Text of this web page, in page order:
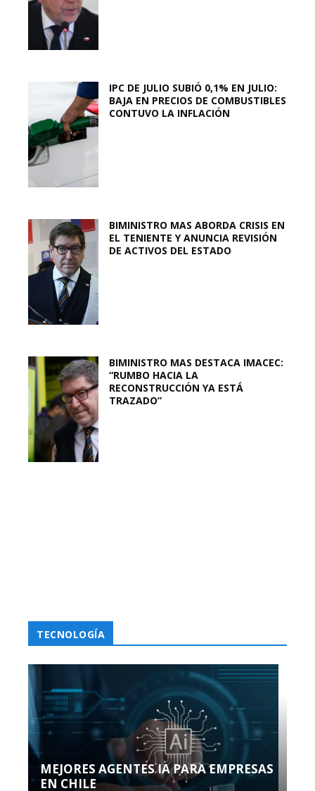
IPC DE JULIO SUBIÓ 0,1% EN JULIO:
BAJA EN PRECIOS DE COMBUSTIBLES
CONTUVO LA INFLACIÓN
BIMINISTRO MAS ABORDA CRISIS EN
EL TENIENTE Y ANUNCIA REVISIÓN
DE ACTIVOS DEL ESTADO
BIMINISTRO MAS DESTACA IMACEC:
“RUMBO HACIA LA
RECONSTRUCCIÓN YA ESTÁ
TRAZADO”
TECNOLOGÍA
MEJORES AGENTES IA PARA EMPRESAS
EN CHILE